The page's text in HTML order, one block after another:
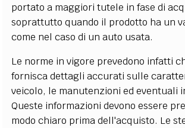
portato a maggiori tutele in fase di
soprattutto quando il prodotto ha un
come nel caso di un auto usata.
Le norme in vigore prevedono infatti
fornisca dettagli accurati sulle
veicolo, le manutenzioni ed eventuali
Queste informazioni devono essere
modo chiaro prima dell'acquisto. Le